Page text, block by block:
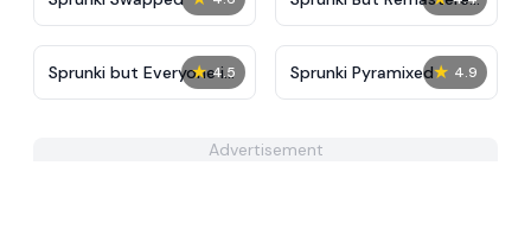
Again
★ 4.5
Sprunki but Everyone is
Sharp
★ 4.9
Sprunki Pyramixed
Advertisement